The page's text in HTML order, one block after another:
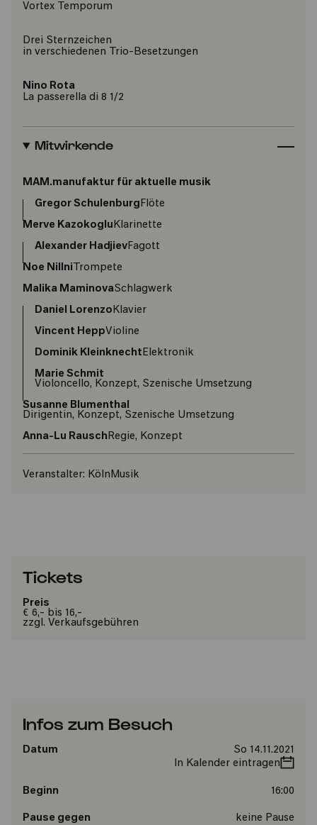
Vortex Temporum
Drei Sternzeichen
in verschiedenen Trio-Besetzungen
Nino Rota
La passerella di 8 1/2
Mitwirkende
MAM.manufaktur für aktuelle musik
Gregor SchulenburgFlöte
Merve KazokogluKlarinette
Alexander HadjievFagott
Noe Nillni Trompete
Malika MaminovaSchlagwerk
Daniel LorenzoKlavier
Vincent HeppVioline
Dominik KleinknechtElektronik
Marie Schmit
Violoncello, Konzept, Szenische Umsetzung
Susanne Blumenthal
Dirigentin, Konzept, Szenische Umsetzung
Anna-Lu RauschRegie, Konzept
Veranstalter: KölnMusik
Tickets
Preis
€ 6,- bis 16,-
zzgl. Verkaufsgebühren
Infos zum Besuch
Datum
So 14.11.2021
In Kalender eintragen
Beginn 16:00
Pause gegen keine Pause